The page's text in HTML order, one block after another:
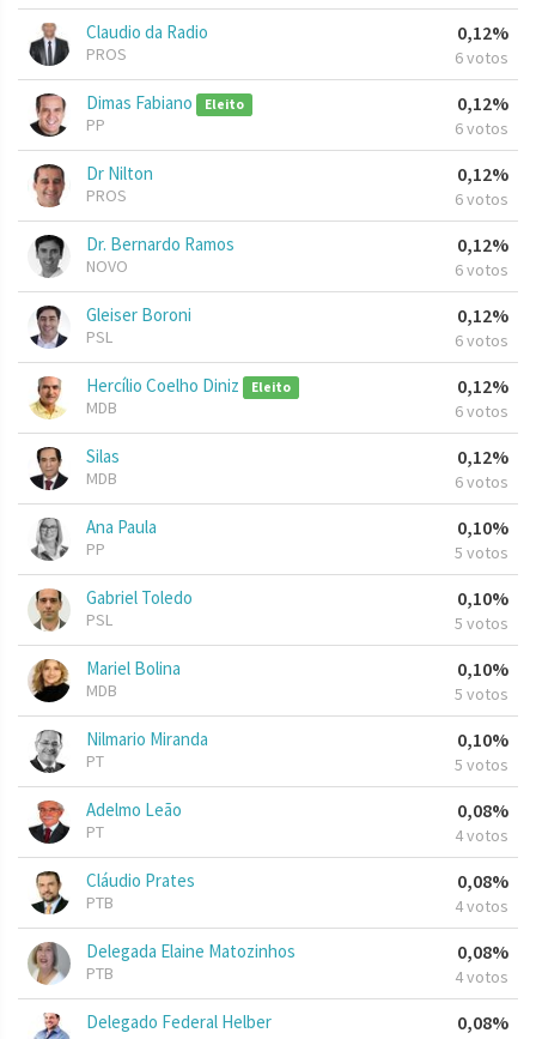
Claudio da Radio
PROS
0,12%
6 votos
Dimas Fabiano Eleito
PP
0,12%
6 votos
Dr Nilton
PROS
0,12%
6 votos
Dr. Bernardo Ramos
NOVO
0,12%
6 votos
Gleiser Boroni
PSL
0,12%
6 votos
Hercílio Coelho Diniz Eleito
MDB
0,12%
6 votos
Silas
MDB
0,12%
6 votos
Ana Paula
PP
0,10%
5 votos
Gabriel Toledo
PSL
0,10%
5 votos
Mariel Bolina
MDB
0,10%
5 votos
Nilmario Miranda
PT
0,10%
5 votos
Adelmo Leão
PT
0,08%
4 votos
Cláudio Prates
PTB
0,08%
4 votos
Delegada Elaine Matozinhos
PTB
0,08%
4 votos
Delegado Federal Helber 0,08%